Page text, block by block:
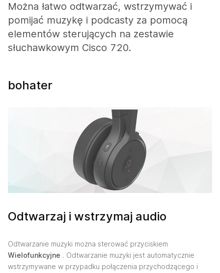
Można łatwo odtwarzać, wstrzymywać i
pomijać muzykę i podcasty za pomocą
elementów sterujących na zestawie
słuchawkowym Cisco 720.
bohater
Odtwarzaj i wstrzymaj audio
Odtwarzanie muzyki można sterować przyciskiem
Wielofunkcyjne . Odtwarzanie muzyki jest automatycznie
wstrzymywane w przypadku połączenia przychodzącego i